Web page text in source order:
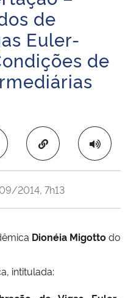
e Comunicações
de
Euler-
de
Copiar para área
2014, 7h13
Dionéia Migottodo
intitulada: